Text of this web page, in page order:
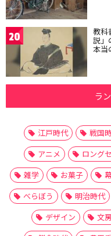
20 教科
説」
本当
ラ
江戸時代 戦国
アニメ
ロング
雑学
お菓子
べらぼう
明治時代
デザイン
文